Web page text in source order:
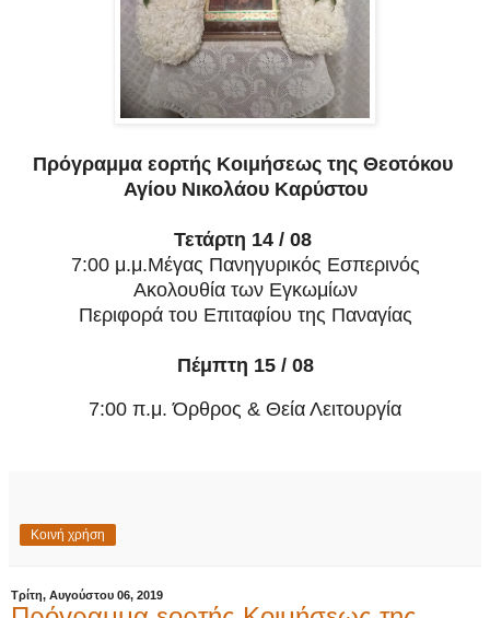
Πρόγραμμα εορτής Κοιμήσεως της Θεοτόκου
Αγίου Νικολάου Καρύστου
Τετάρτη 14 / 08
7:00 μ.μ.Μέγας Πανηγυρικός Εσπερινός
Ακολουθία των Εγκωμίων
Περιφορά του Επιταφίου της Παναγίας
Πέμπτη 15 / 08
7:00 π.μ. Όρθρος & Θεία Λειτουργία
Κοινή χρήση
Τρίτη, Αυγούστου 06, 2019